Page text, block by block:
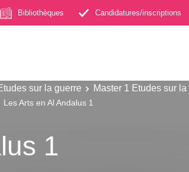
Bibliothèques Candidatures/inscriptions
sur la guerre Master 1 Etudes sur la
Les Arts en Al Andalus 1
1